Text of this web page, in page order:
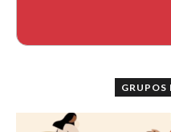
GRUPOS